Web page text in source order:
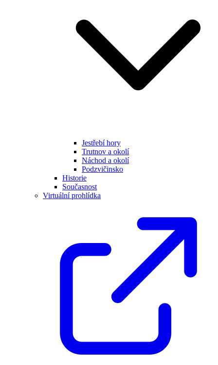
Jestřebí hory
Trutnov a okolí
Náchod a okolí
Podzvičinsko
Historie
Současnost
Virtuální prohlídka